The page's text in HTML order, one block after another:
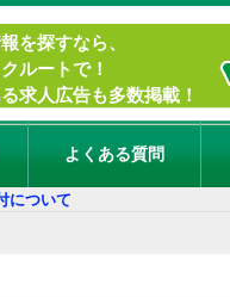
を探すなら、
ルートで！
求人広告も多数掲載！
よくある質問
について